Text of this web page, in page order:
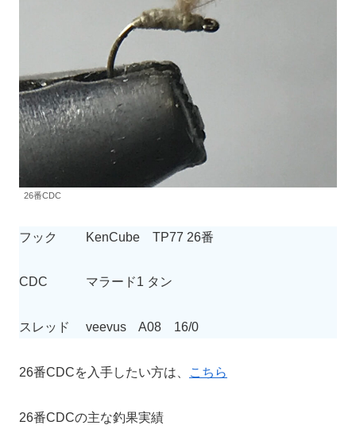
26番CDC
フック KenCube TP77 26番
CDC マラード1 タン
スレッド veevus A08 16/0
26番CDCを入手したい方は、 こちら
26番CDCの主な釣果実績